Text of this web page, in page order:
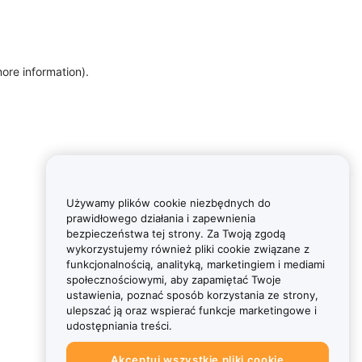
information).
Używamy plików cookie niezbędnych do
prawidłowego działania i zapewnienia
bezpieczeństwa tej strony. Za Twoją zgodą
wykorzystujemy również pliki cookie związane z
funkcjonalnością, analityką, marketingiem i mediami
społecznościowymi, aby zapamiętać Twoje
ustawienia, poznać sposób korzystania ze strony,
ulepszać ją oraz wspierać funkcje marketingowe i
udostępniania treści.